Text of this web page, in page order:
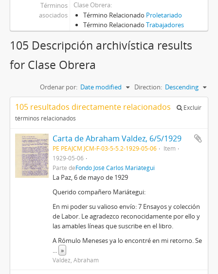
Términos
asociados
Clase Obrera
Término Relacionado Proletariado
Término Relacionado Trabajadores
105 Descripción archivística results
for Clase Obrera
Ordenar por: Date modified Direction: Descending
105 resultados directamente relacionados
Excluir
términos relacionados
Carta de Abraham Valdez, 6/5/1929
PE PEAJCM JCM-F-03-5-5.2-1929-05-06
Item
1929-05-06
Parte deFondo José Carlos Mariátegui
La Paz, 6 de mayo de 1929
Querido compañero Mariátegui:
En mi poder su valioso envío: 7 Ensayos y colección
de Labor. Le agradezco reconocidamente por ello y
las amables líneas que suscribe en el libro.
A Rómulo Meneses ya lo encontré en mi retorno. Se
... »
Valdez, Abraham